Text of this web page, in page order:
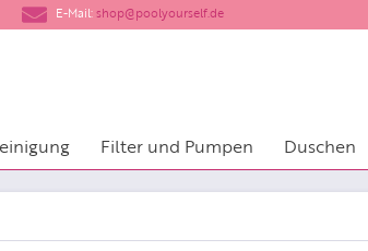
​E-Mail: shop@poolyourself.de
Filter und Pumpen Duschen